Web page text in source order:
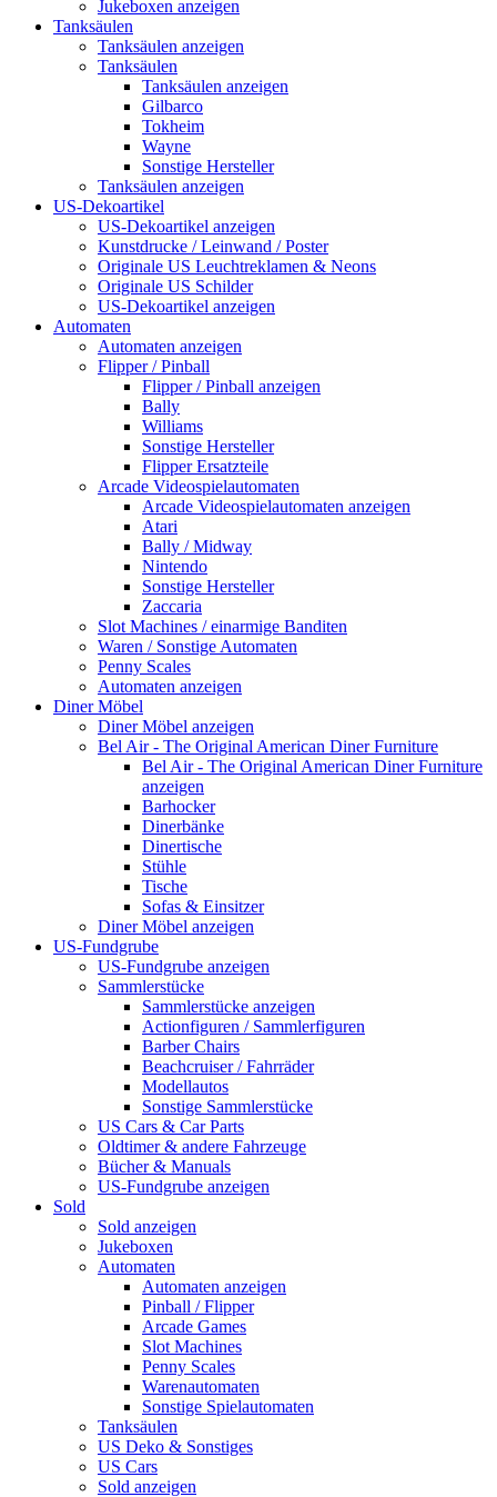
Jukeboxen anzeigen
Tanksäulen
Tanksäulen anzeigen
Tanksäulen
Tanksäulen anzeigen
Gilbarco
Tokheim
Wayne
Sonstige Hersteller
Tanksäulen anzeigen
US-Dekoartikel
US-Dekoartikel anzeigen
Kunstdrucke / Leinwand / Poster
Originale US Leuchtreklamen & Neons
Originale US Schilder
US-Dekoartikel anzeigen
Automaten
Automaten anzeigen
Flipper / Pinball
Flipper / Pinball anzeigen
Bally
Williams
Sonstige Hersteller
Flipper Ersatzteile
Arcade Videospielautomaten
Arcade Videospielautomaten anzeigen
Atari
Bally / Midway
Nintendo
Sonstige Hersteller
Zaccaria
Slot Machines / einarmige Banditen
Waren / Sonstige Automaten
Penny Scales
Automaten anzeigen
Diner Möbel
Diner Möbel anzeigen
Bel Air - The Original American Diner Furniture
Bel Air - The Original American Diner Furniture
anzeigen
Barhocker
Dinerbänke
Dinertische
Stühle
Tische
Sofas & Einsitzer
Diner Möbel anzeigen
US-Fundgrube
US-Fundgrube anzeigen
Sammlerstücke
Sammlerstücke anzeigen
Actionfiguren / Sammlerfiguren
Barber Chairs
Beachcruiser / Fahrräder
Modellautos
Sonstige Sammlerstücke
US Cars & Car Parts
Oldtimer & andere Fahrzeuge
Bücher & Manuals
US-Fundgrube anzeigen
Sold
Sold anzeigen
Jukeboxen
Automaten
Automaten anzeigen
Pinball / Flipper
Arcade Games
Slot Machines
Penny Scales
Warenautomaten
Sonstige Spielautomaten
Tanksäulen
US Deko & Sonstiges
US Cars
Sold anzeigen